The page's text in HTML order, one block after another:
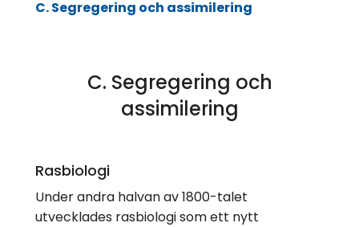
C. Segregering och assimilering
C. Segregering och
assimilering
Rasbiologi
Under andra halvan av 1800-talet
utvecklades rasbiologi som ett nytt